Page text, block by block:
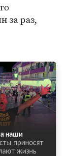
за раз,
наши
приносят
жизнь